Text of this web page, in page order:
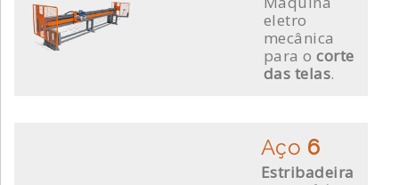
eletro
mecânica
para ocorte
das telas.
Aço 6
Estribadeira